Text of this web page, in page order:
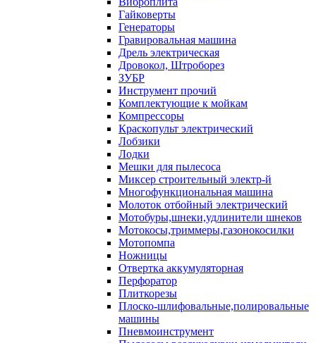
Гайковерты
Генераторы
Гравировальная машина
Дрель электрическая
Дровокол, Штроборез
ЗУБР
Инструмент прочий
Комплектующие к мойкам
Компрессоры
Краскопульт электрический
Лобзики
Лодки
Мешки для пылесоса
Миксер строительный электр-й
Многофункциональная машина
Молоток отбойный электрический
Мотобуры,шнеки,удлинители шнеков
Мотокосы,триммеры,газонокосилки
Мотопомпа
Ножницы
Отвертка аккумуляторная
Перфоратор
Плиткорезы
Плоско-шлифовальные,полировальные
машины
Пневмоинструмент